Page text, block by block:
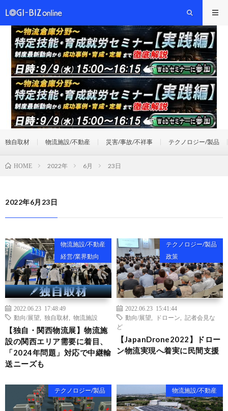
独自取材 物流施設/不動産 災害/事故/不祥事 テクノロジー/製品
HOME 2022年 6月 23日
2022年6月23日
物流施設/不動産
経営/業界動向
2022.06.23 17:48:49
動向/展望
独自取材 物流施設
【独自・関西物流展】物流施
設の関西エリア需要に着目、
「2024年問題」対応で中継輸
送ニーズも
テクノロジー/製品
政策
2022.06.23 15:41:44
動向/展望
ドローン
記者会見な
ど
【JapanDrone2022】ドロー
ン物流実現へ着実に民間支援
テクノロジー/製品 物流施設/不動産